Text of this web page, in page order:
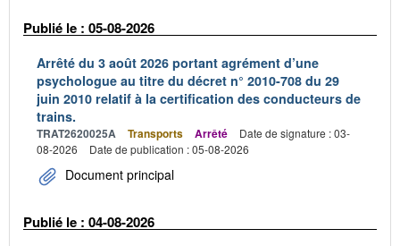
Publié le : 05-08-2026
Arrêté du 3 août 2026 portant agrément d’une
psychologue au titre du décret n° 2010-708 du 29
juin 2010 relatif à la certification des conducteurs de
trains.
TRAT2620025A Transports Arrêté
Date de signature : 03-
08-2026
Date de publication : 05-08-2026
Document principal
Publié le : 04-08-2026